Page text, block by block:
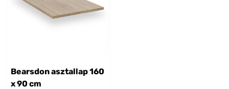
Bearsdon asztallap 160
x 90 cm